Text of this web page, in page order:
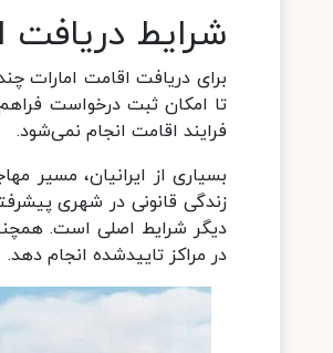
شرایط دریافت
تا امکان ثبت درخواست
فرایند اقامت انجام نمی‌شود.
بسیاری از ایرانیان، مسیر
زندگی قانونی در شهری
در مراکز تاییدشده انجام دهد.